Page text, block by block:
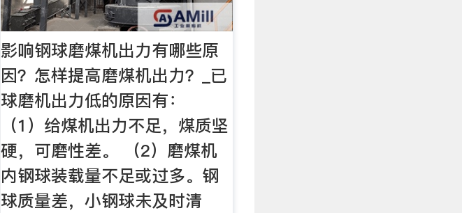
影响钢球磨煤机出力有哪些原
因？怎样提高磨煤机出力？_已
球磨机出力低的原因有：
（1）给煤机出力不足，煤质坚
硬，可磨性差。 （2）磨煤机
内钢球装载量不足或过多。钢
球质量差，小钢球未及时清